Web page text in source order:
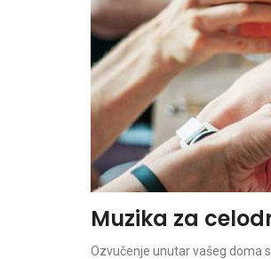
Muzika za
Ozvučenje unutar vašeg doma